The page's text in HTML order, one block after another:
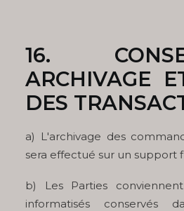
16.
ARCHIVAGE
DES
a) L'archivage des
sera effectué sur un support
b) Les Parties
informatisés conservés